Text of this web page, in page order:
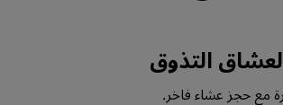
التذوق
مع حجز عشاء فاخر.